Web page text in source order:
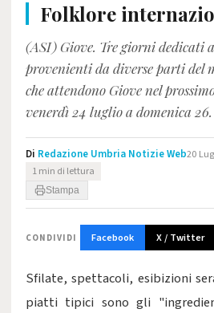
Folklore
(ASI) Giove. Tre giorni dedicati
provenienti da diverse parti del
che attendono Giove nel
venerdì 24 luglio a domenica 26.
Di Redazione Umbria Notizie Web20
1 min di lettura
Stampa
CONDIVIDI Facebook X / Twitter
Sfilate, spettacoli, esibizioni
piatti tipici sono gli